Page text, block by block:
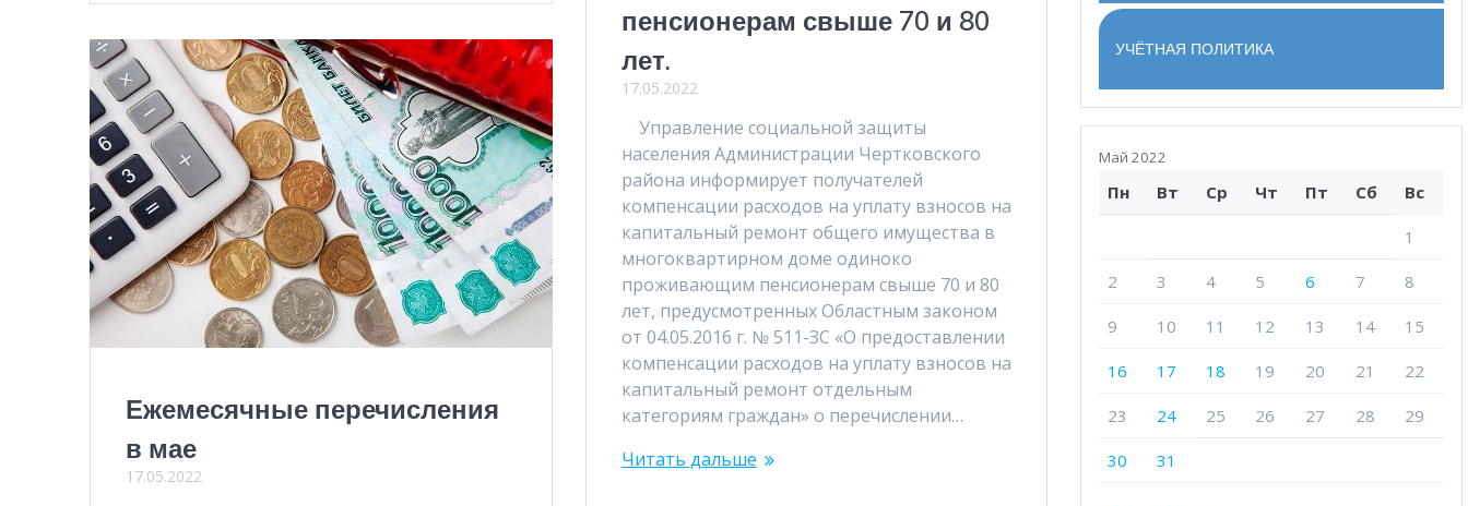
пенсионерам свыше 70 и 80
лет.
17.05.2022
Управление социальной защиты
населения Администрации Чертковского
района информирует получателей
компенсации расходов на уплату взносов на
капитальный ремонт общего имущества в
многоквартирном доме одиноко
проживающим пенсионерам свыше 70 и 80
лет, предусмотренных Областным законом
от 04.05.2016 г. № 511-ЗС «О предоставлении
компенсации расходов на уплату взносов на
капитальный ремонт отдельным
категориям граждан» о перечислении…
Читать дальше
Ежемесячные перечисления
в мае
17.05.2022
УЧЁТНАЯ ПОЛИТИКА
Май 2022
Пн Вт Ср Чт Пт Сб Вс
1
2 3 4 5 6 7 8
9 10 11 12 13 14 15
16 17 18 19 20 21 22
23 24 25 26 27 28 29
30 31